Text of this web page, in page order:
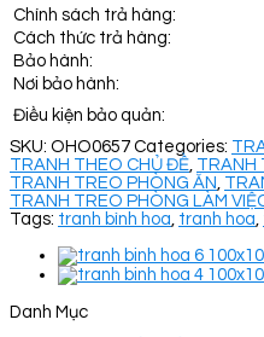
Chính sách trả hàng:
Cách thức trả hàng:
Bảo hành:
Nơi bảo hành:
Điều kiện bảo quản:
SKU: OHO0657 Categories:
TRANH THEO CHỦ ĐỀ, TRANH
TRANH TREO PHÒNG ĂN,
TRANH TREO PHÒNG LÀM
Tags: tranh bình hoa, tranh hoa,
Danh Mục